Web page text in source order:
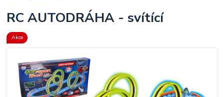
RC AUTODRÁHA - svítící
Akce